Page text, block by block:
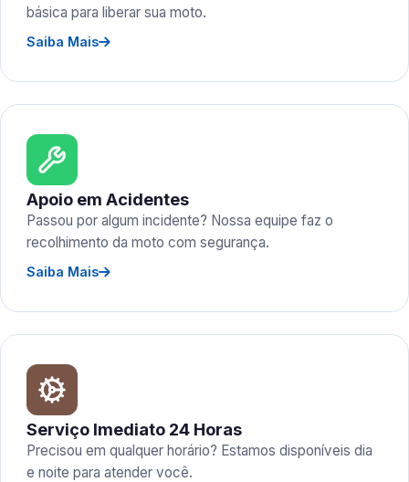
básica para liberar sua moto.
Saiba Mais
Apoio em Acidentes
Passou por algum incidente? Nossa equipe faz o
recolhimento da moto com segurança.
Saiba Mais
Serviço Imediato 24 Horas
Precisou em qualquer horário? Estamos disponíveis dia
e noite para atender você.